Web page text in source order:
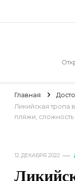
Главная
Ликийская тропа
пляжи,
12 ДЕКАБРЯ 2022